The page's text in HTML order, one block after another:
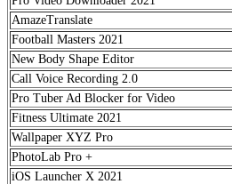
AmazeTranslate
Football Masters 2021
New Body Shape Editor
Call Voice Recording 2.0
Pro Tuber Ad Blocker for Video
Fitness Ultimate 2021
Wallpaper XYZ Pro
PhotoLab Pro +
iOS Launcher X 2021